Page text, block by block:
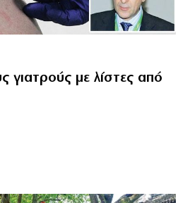
γιατρούς με λίστες από